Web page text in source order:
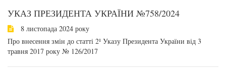
УКАЗ ПРЕЗИДЕНТА УКРАЇНИ №758/2024
8 листопада 2024 року
Про внесення змін до статті 2¹ Указу Президента України від 3
травня 2017 року № 126/2017